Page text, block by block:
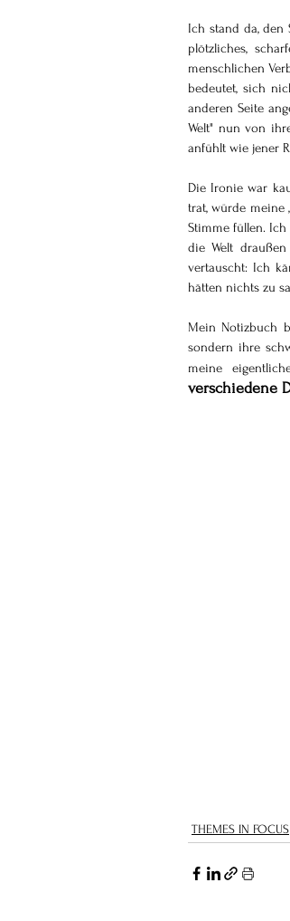
Ich stand da, den
plötzliches,
menschlichen
bedeutet, sich
anderen Seite
Welt" nun von
anfühlt wie jener
Die Ironie war
trat, würde meine
Stimme füllen.
die Welt
vertauscht: Ich
hätten nichts zu
Mein Notizbuch
sondern ihre
meine
verschiedene
THEMES IN FOCUS